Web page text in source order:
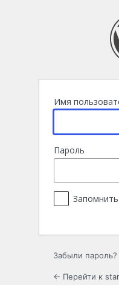
Имя
Пароль
Забыли пароль?
← Перейти к